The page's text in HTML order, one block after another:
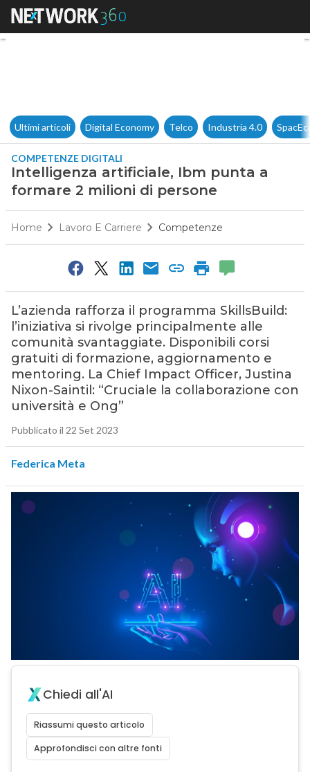
Intelligenza artificiale, Ibm
Ultimi articoli Digital Economy Telco Industria 4.0
COMPETENZE DIGITALI
Intelligenza artificiale, Ibm punta a
formare 2 milioni di persone
Home Lavoro E Carriere Competenze
L’azienda rafforza il programma SkillsBuild:
l’iniziativa si rivolge principalmente alle
comunità svantaggiate. Disponibili corsi
gratuiti di formazione, aggiornamento e
mentoring. La Chief Impact Officer, Justina
Nixon-Saintil: “Cruciale la collaborazione con
università e Ong”
Pubblicato il 22 Set 2023
Federica Meta
Chiedi all'AI
Riassumi questo articolo
Approfondisci con altre fonti